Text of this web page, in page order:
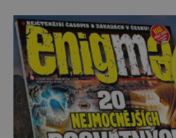
pouhých několik minut od
zeptá se suverénně jeden z nich. P